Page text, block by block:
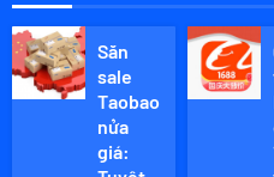
Săn
sale
Taobao
nửa
giá: